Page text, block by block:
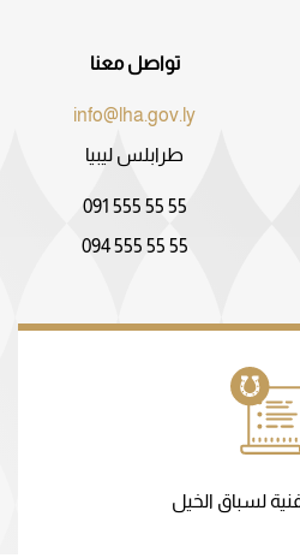
تواصل معنا
info@lha.gov.ly
طرابلس ليبيا
091 555 55 55
094 555 55 55
لسباق الخيل